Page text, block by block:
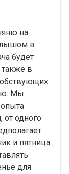
на
в
будет
также в
Мы
одного
и пятница
для